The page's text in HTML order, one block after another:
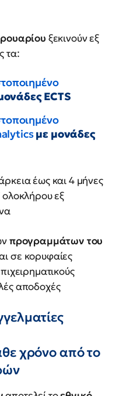
ξεκινούν εξ
τα:
ECTS
με μονάδες
έως και 4 μήνες
ολοκλήρου εξ
προγραμμάτων του
σε κορυφαίες
αποδοχές
χρόνο από το